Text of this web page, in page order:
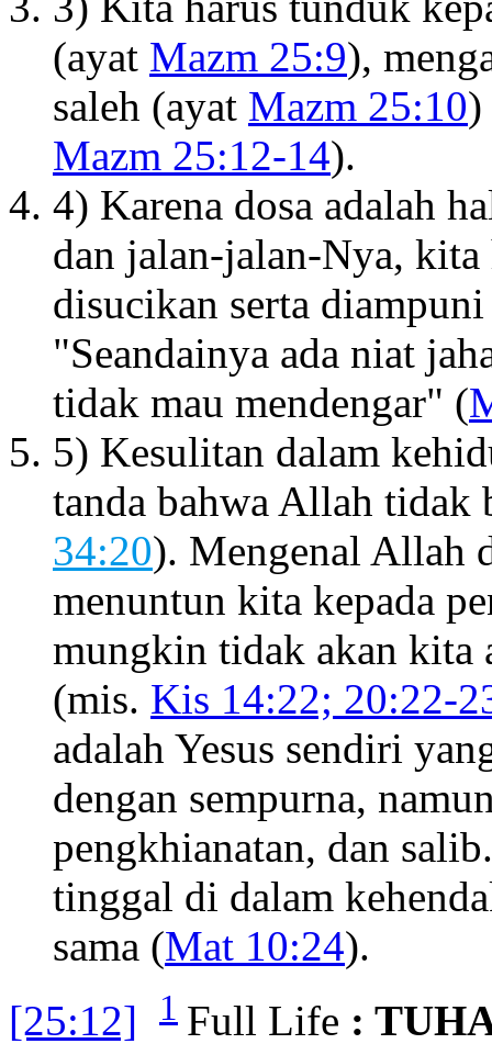
(ayat Mazm 25:9),
saleh (ayat Mazm 25:10)
Mazm 25:12-14).
4) Karena dosa adalah
dan jalan-jalan-Nya, kita
disucikan serta
"Seandainya ada niat
tidak mau mendengar" (
5) Kesulitan dalam
tanda bahwa Allah tidak
34:20). Mengenal Allah
menuntun kita kepada
mungkin tidak akan kita
(mis. Kis 14:22; 20:22-
adalah Yesus sendiri
dengan sempurna,
pengkhianatan, dan
tinggal di dalam
sama (Mat 10:24).
[25:12]
1 Full Life :